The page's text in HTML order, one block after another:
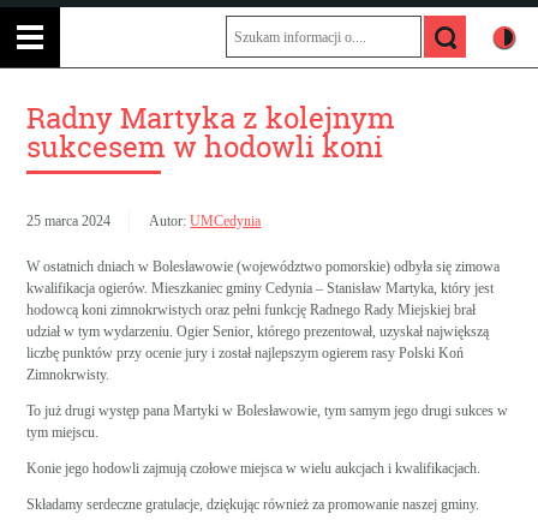
Radny Martyka z kolejnym
sukcesem w hodowli koni
25 marca 2024 Autor:UMCedynia
W ostatnich dniach w Bolesławowie (województwo pomorskie) odbyła się zimowa
kwalifikacja ogierów. Mieszkaniec gminy Cedynia – Stanisław Martyka, który jest
hodowcą koni zimnokrwistych oraz pełni funkcję Radnego Rady Miejskiej brał
udział w tym wydarzeniu. Ogier Senior, którego prezentował, uzyskał największą
liczbę punktów przy ocenie jury i został najlepszym ogierem rasy Polski Koń
Zimnokrwisty.
To już drugi występ pana Martyki w Bolesławowie, tym samym jego drugi sukces w
tym miejscu.
Konie jego hodowli zajmują czołowe miejsca w wielu aukcjach i kwalifikacjach.
Składamy serdeczne gratulacje, dziękując również za promowanie naszej gminy.